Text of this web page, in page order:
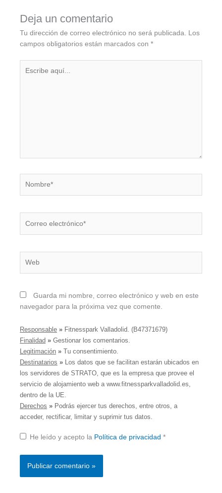
Deja un comentario
Tu dirección de correo electrónico no será publicada. Los
campos obligatorios están marcados con *
electrónico*
Guarda mi nombre, correo electrónico y web en este
navegador para la próxima vez que comente.
Responsable » Fitnesspark Valladolid. (B47371679)
Finalidad » Gestionar los comentarios.
Legitimación » Tu consentimiento.
Destinatarios » Los datos que se facilitan estarán ubicados en
los servidores de STRATO, que es la empresa que provee el
servicio de alojamiento web a www.fitnessparkvalladolid.es,
dentro de la UE.
Derechos » Podrás ejercer tus derechos, entre otros, a
acceder, rectificar, limitar y suprimir tus datos.
He leído y acepto la Política de privacidad *